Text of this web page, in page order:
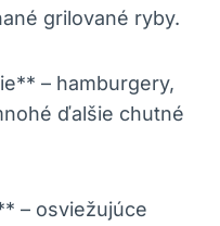
grilované ryby.
– hamburgery,
ďalšie chutné
– osviežujúce